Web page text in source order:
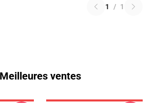
1 / 1
Meilleures ventes